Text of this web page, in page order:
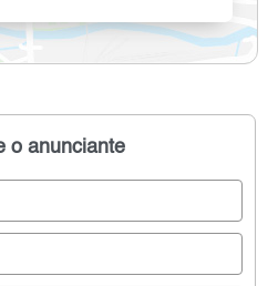
o anunciante